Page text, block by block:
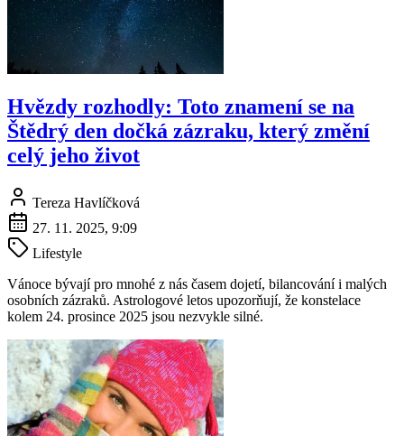
Hvězdy rozhodly: Toto znamení se na
Štědrý den dočká zázraku, který změní
celý jeho život
Tereza Havlíčková
27. 11. 2025, 9:09
Lifestyle
Vánoce bývají pro mnohé z nás časem dojetí, bilancování i malých
osobních zázraků. Astrologové letos upozorňují, že konstelace
kolem 24. prosince 2025 jsou nezvykle silné.